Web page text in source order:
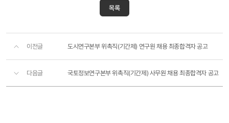
목록
이전글 도시연구본부 위촉직(기간제) 연구원 채용 최종합격자 공고
다음글 국토정보연구본부 위촉직(기간제) 사무원 채용 최종합격자 공고